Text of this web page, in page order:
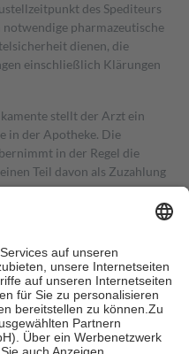
des Spediteurs
pharmazeutische
dienen, die
einschließlich Klärungen
stellt der Arzt ein
in der Apotheke. Die
in der Regel die
Teil davon als Zuzahlung
in Höhe von zehn
nie mehr als die tatsächlichen
für Online-Apotheken.
beträgt die
zehn Euro je